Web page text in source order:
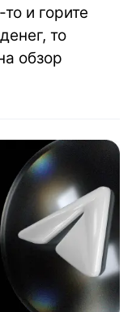
и горите
то
обзор